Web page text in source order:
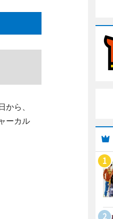
ら、
ーカル